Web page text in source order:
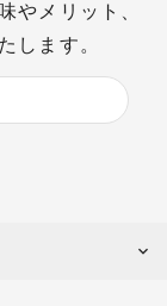
やメリット、
します。